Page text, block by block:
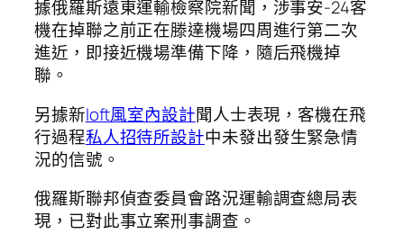
據俄羅斯遠東運輸檢察院新聞，涉事安-24客
機在掉聯之前正在滕達機場四周進行第二次
進近，即接近機場準備下降，隨后飛機掉
聯。
另據新loft風室內設計聞人士表現，客機在飛
行過程私人招待所設計中未發出發生緊急情
況的信號。
俄羅斯聯邦偵查委員會路況運輸調查總局表
現，已對此事立案刑事調查。